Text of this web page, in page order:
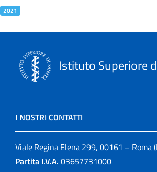
2021
Istituto Superiore
I NOSTRI CONTATTI
Viale Regina Elena 299, 00161 – Roma
Partita I.V.A. 03657731000